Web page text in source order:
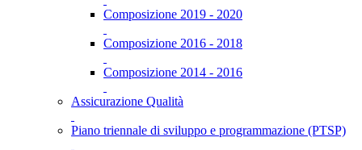
Composizione 2019 - 2020
Composizione 2016 - 2018
Composizione 2014 - 2016
Assicurazione Qualità
Piano triennale di sviluppo e programmazione (PTSP)